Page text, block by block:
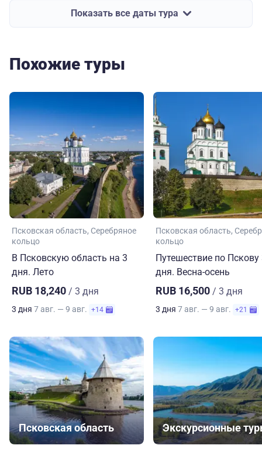
Показать все даты тура
Похожие туры
Псковская область Серебряное
кольцо
В Псковскую область на 3
дня. Лето
RUB 18,240 / 3 дня
3 дня 7 авг. — 9 авг. +14
Псковская область
кольцо
Путешествие по Пскову
дня. Весна-осень
RUB 16,500 / 3 дня
3 дня 7 авг. — 9 авг. +21
Псковская область Экскурсионные